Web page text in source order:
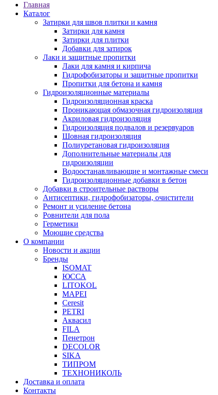
Главная
Каталог
Затирки для швов плитки и камня
Затирки для камня
Затирки для плитки
Добавки для затирок
Лаки и защитные пропитки
Лаки для камня и кирпича
Гидрофобизаторы и защитные пропитки
Пропитки для бетона и камня
Гидроизоляционные материалы
Гидроизоляционная краска
Проникающая обмазочная гидроизоляция
Акриловая гидроизоляция
Гидроизоляция подвалов и резервуаров
Шовная гидроизоляция
Полиуретановая гидроизоляция
Дополнительные материалы для
гидроизоляции
Водоостанавливающие и монтажные смеси
Гидроизоляционные добавки в бетон
Добавки в строительные растворы
Антисептики, гидрофобизаторы, очистители
Ремонт и усиление бетона
Ровнители для пола
Герметики
Моющие средства
О компании
Новости и акции
Бренды
ISOMAT
ЮССА
LITOKOL
MAPEI
Ceresit
PETRI
Аквасил
FILA
Пенетрон
DECOLOR
SIKA
ТИПРОМ
ТЕХНОНИКОЛЬ
Доставка и оплата
Контакты